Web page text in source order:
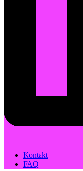
Kontakt
FAQ